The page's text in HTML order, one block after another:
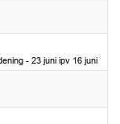
- 23 juni ipv 16 juni